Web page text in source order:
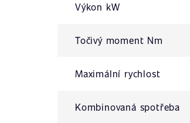
Výkon kW
Točivý moment Nm
Maximální rychlost
Kombinovaná spotřeba